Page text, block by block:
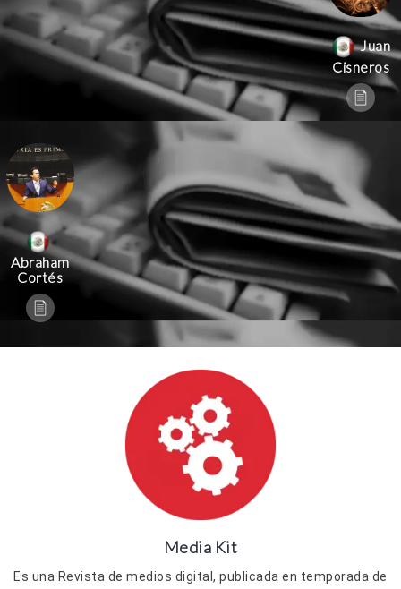
Juan
Cisneros
Abraham
Cortés
Media Kit
Es una Revista de medios digital, publicada en temporada de